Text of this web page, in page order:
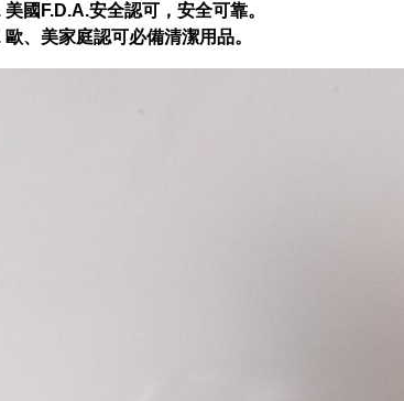
美國F.D.A.安全認可，安全可靠。
歐、美家庭認可必備清潔用品。